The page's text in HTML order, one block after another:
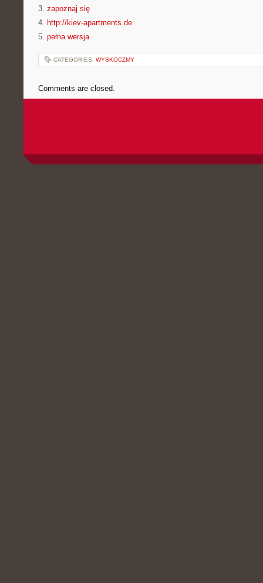
3. zapoznaj się
4. http://kiev-apartments.de
5. pełna wersja
CATEGORIES: WYSKOCZMY
Comments are closed.